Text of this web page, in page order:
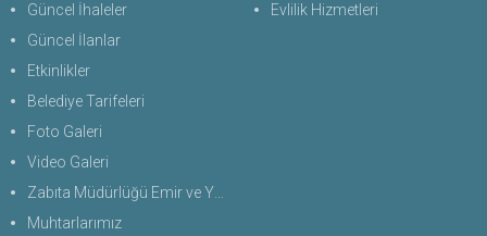
Güncel İhaleler
Güncel İlanlar
Etkinlikler
Belediye Tarifeleri
Foto Galeri
Video Galeri
Zabıta Müdürlüğü Emir ve Yasaklar Uygulama Yönetmeliği 2026
Muhtarlarımız
Evlilik Hizmetleri